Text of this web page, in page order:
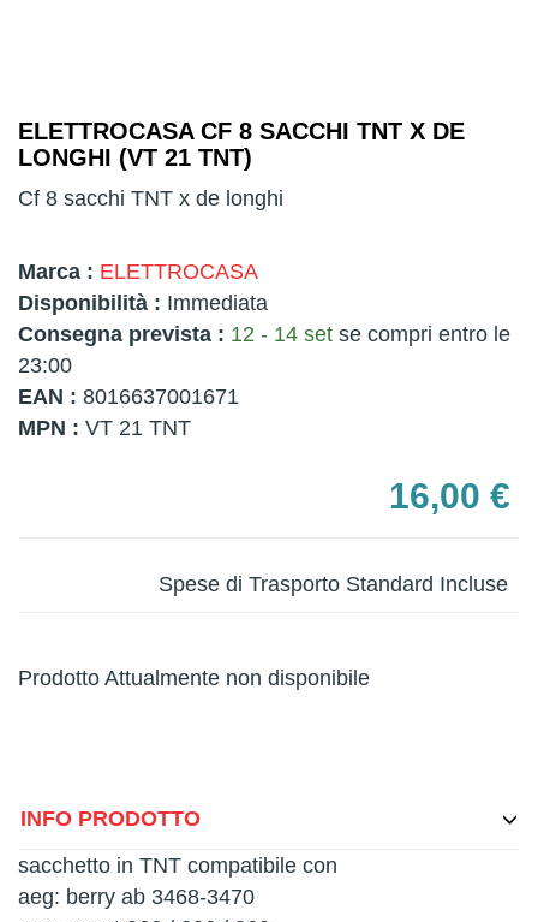
ELETTROCASA CF 8 SACCHI TNT X DE
LONGHI (VT 21 TNT)
Cf 8 sacchi TNT x de longhi
Marca : ELETTROCASA
Disponibilità : Immediata
Consegna prevista : 12 - 14 set se compri entro le
23:00
EAN : 8016637001671
MPN : VT 21 TNT
16,00 €
Spese di Trasporto Standard Incluse
Prodotto Attualmente non disponibile
INFO PRODOTTO
sacchetto in TNT compatibile con
aeg: berry ab 3468-3470